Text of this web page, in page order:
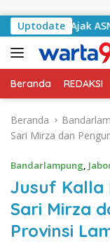
Uptodate
Ajak ASN
Beranda REDAKSI
Beranda
Sari Mirza dan
Bandarlampung,
Jusuf Kalla
Sari Mirza
Provinsi